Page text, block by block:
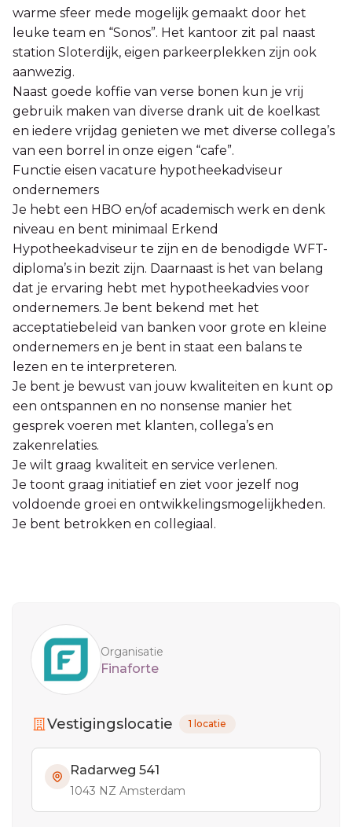
warme sfeer mede mogelijk gemaakt door het
leuke team en “Sonos”. Het kantoor zit pal naast
station Sloterdijk, eigen parkeerplekken zijn ook
aanwezig.
Naast goede koffie van verse bonen kun je vrij
gebruik maken van diverse drank uit de koelkast
en iedere vrijdag genieten we met diverse collega’s
van een borrel in onze eigen “cafe”.
Functie eisen vacature hypotheekadviseur
ondernemers
Je hebt een HBO en/of academisch werk en denk
niveau en bent minimaal Erkend
Hypotheekadviseur te zijn en de benodigde WFT-
diploma’s in bezit zijn. Daarnaast is het van belang
dat je ervaring hebt met hypotheekadvies voor
ondernemers. Je bent bekend met het
acceptatiebeleid van banken voor grote en kleine
ondernemers en je bent in staat een balans te
lezen en te interpreteren.
Je bent je bewust van jouw kwaliteiten en kunt op
een ontspannen en no nonsense manier het
gesprek voeren met klanten, collega’s en
zakenrelaties.
Je wilt graag kwaliteit en service verlenen.
Je toont graag initiatief en ziet voor jezelf nog
voldoende groei en ontwikkelingsmogelijkheden.
Je bent betrokken en collegiaal.
Organisatie
Finaforte
Vestigingslocatie 1 locatie
Radarweg 541
1043 NZ Amsterdam